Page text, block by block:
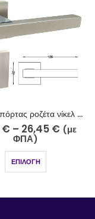
Πόμολο πόρτας ροζέτα νίκελ σατινέ χρώμιο 242-17-5/2
€ – 26,45 € (με
ΦΠΑ)
ΕΠΙΛΟΓΉ